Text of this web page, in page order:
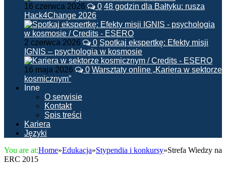
16 czerwca 2026 0 48 godzin dla Bałtyku: rusza
Hack4Change 2026
2 czerwca 2026 0 Spotkaj ekspertkę: Efekty misji
IGNIS – psychologia w kosmosie
16 maja 2026 0 Warsztaty online „Kariera w sektorze
kosmicznym”
Inne
O serwisie
Kontakt
Spis treści
Kariera
Języki
You are at:Home»Edukacja»Stypendia i konkursy»Strefa Wiedzy na
ERC 2015